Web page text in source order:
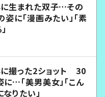
生まれた双子…その
に「漫画みたい」「素
撮った2ショット 30
…「美男美女」「こん
りたい」